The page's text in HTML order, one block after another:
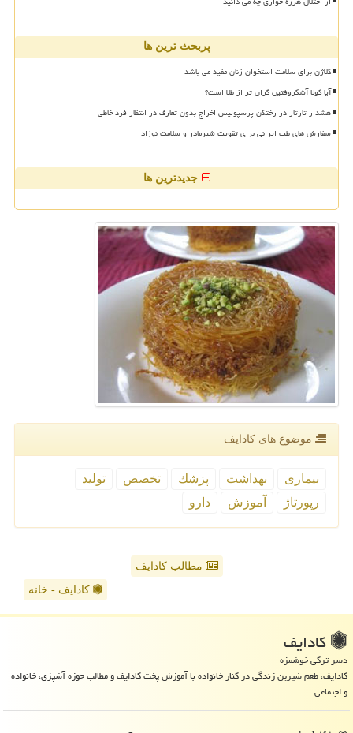
پربحث ترین ها
کلاژن برای سلامت استخوان زنان مفید می باشد
آیا کولا آشکروفتین گران تر از طلا است؟
هشدار تارتار در رختکن پرسپولیس اخراج بدون تعارف در انتظار فرد خاطی
سفارش های طب ایرانی برای تقویت شیرمادر و سلامت نوزاد
جدیدترین ها
موضوع های كادایف
بیماری بهداشت پزشك تخصص
تولید
رپورتاژ
آموزش دارو
مطالب کادایف
کادایف - خانه
كادایف
دسر ترکی خوشمزه
کادایف، طعم شیرین زندگی در کنار خانواده با آموزش پخت کادایف و مطالب حوزه آشپزی، خانواده
و اجتماعی